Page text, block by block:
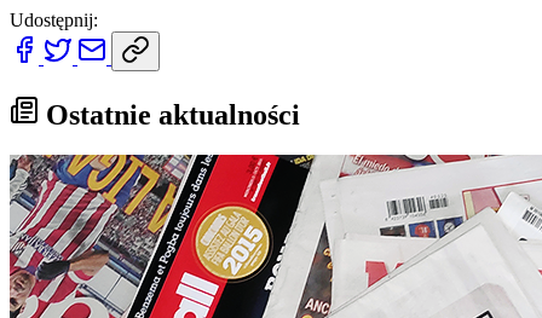
Udostępnij:
Ostatnie aktualności